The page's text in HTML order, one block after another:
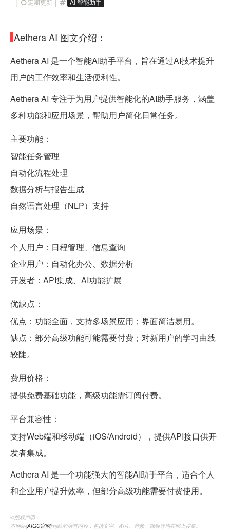
│
定期更新 │ AI 智能助手
Aethera AI 图文介绍：
Aethera AI 是一个智能AI助手平台，旨在通过AI技术提升
用户的工作效率和生活便利性。
Aethera AI 专注于为用户提供智能化的AI助手服务，涵盖
多种功能和应用场景，帮助用户简化日常任务。
主要功能：
智能任务管理
自动化流程处理
数据分析与报告生成
自然语言处理（NLP）支持
应用场景：
个人用户：日程管理、信息查询
企业用户：自动化办公、数据分析
开发者：API集成、AI功能扩展
优缺点：
优点：功能全面，支持多场景应用；界面简洁易用。
缺点：部分高级功能可能需要付费；对新用户的学习曲线
较陡。
费用价格：
提供免费基础功能，高级功能需订阅付费。
平台兼容性：
支持Web端和移动端（iOS/Android），提供API接口供开
发者集成。
Aethera AI 是一个功能强大的智能AI助手平台，适合个人
和企业用户提升效率，但部分高级功能需要付费使用。
©️版权声明：
本网站(AIGC官网)刊载的所有内容，包括文字、图片、音频、视频等均在网上搜集。